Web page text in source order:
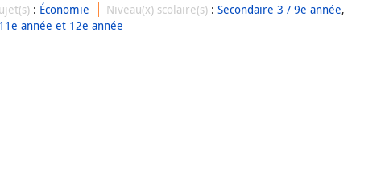
: Économie Niveau(x) scolaire(s) : Secondaire 3 / 9e année,
année et 12e année